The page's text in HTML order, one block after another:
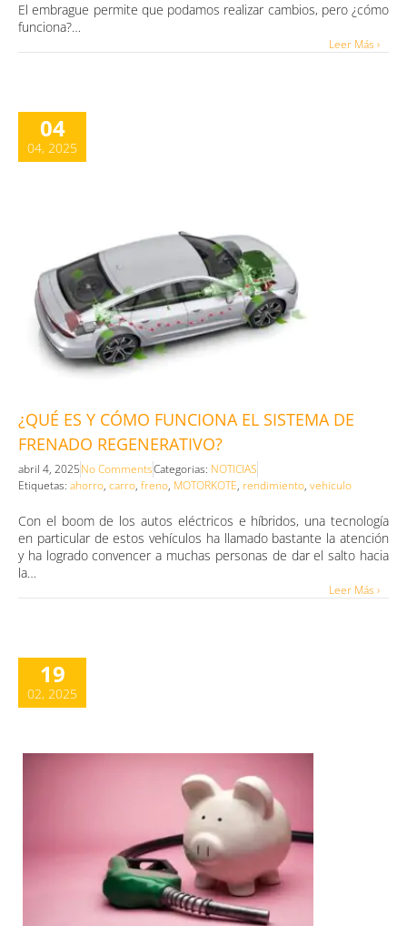
El embrague permite que podamos realizar cambios, pero ¿cómo
funciona?…
Leer Más ›
04
04, 2025
¿QUÉ ES Y CÓMO FUNCIONA EL SISTEMA DE
FRENADO REGENERATIVO?
abril 4, 2025No CommentsCategorias: NOTICIAS
Etiquetas: ahorro, carro, freno, MOTORKOTE, rendimiento, vehiculo
Con el boom de los autos eléctricos e híbridos, una tecnología
en particular de estos vehículos ha llamado bastante la atención
y ha logrado convencer a muchas personas de dar el salto hacia
la…
Leer Más ›
19
02, 2025